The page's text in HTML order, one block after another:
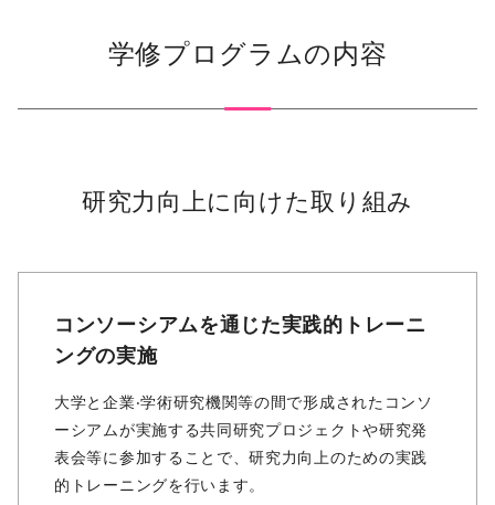
学修プログラムの内容
研究⼒向上に向けた取り組み
コンソーシアムを通じた実践的トレーニ
ングの実施
⼤学と企業‧学術研究機関等の間で形成されたコンソ
ーシアムが実施する共同研究プロジェクトや研究発
表会等に参加することで、研究⼒向上のための実践
的トレーニングを⾏います。